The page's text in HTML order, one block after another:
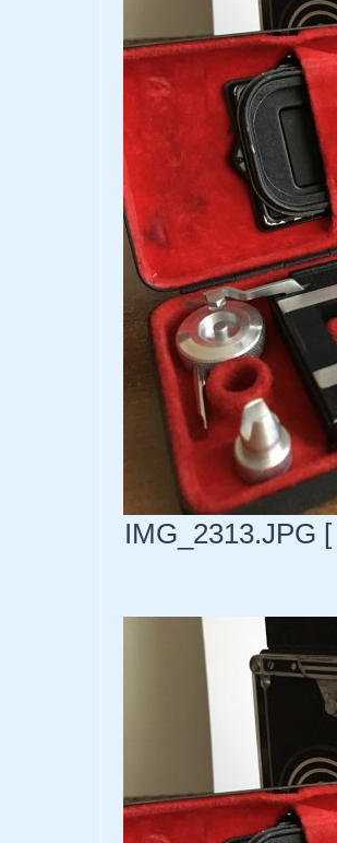
IMG_2313.JPG